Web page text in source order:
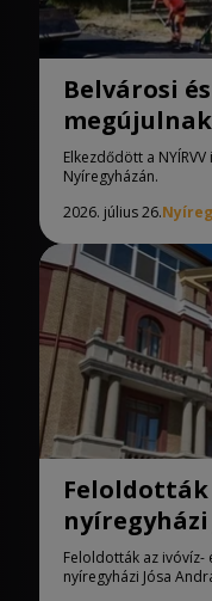
Belvárosi
megújulnak
Elkezdődött a
Nyíregyházán.
2026. július 26.
nyíregyházi
Feloldották az ivóvíz-
nyíregyházi Jósa